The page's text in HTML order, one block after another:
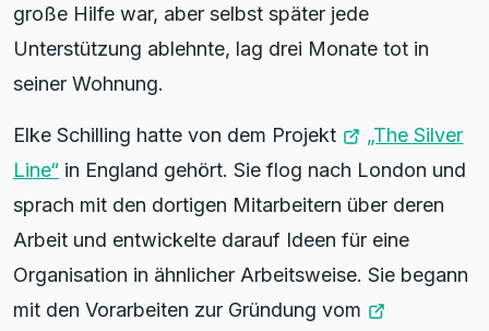
große Hilfe war, aber selbst später jede
Unterstützung ablehnte, lag drei Monate tot in
seiner Wohnung.
Elke Schilling hatte von dem Projekt
„The Silver
Line“ in England gehört. Sie flog nach London und
sprach mit den dortigen Mitarbeitern über deren
Arbeit und entwickelte darauf Ideen für eine
Organisation in ähnlicher Arbeitsweise. Sie begann
mit den Vorarbeiten zur Gründung vom